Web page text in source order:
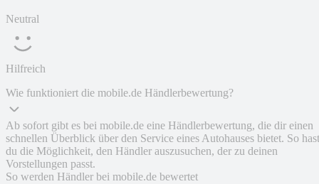
Neutral
Hilfreich
Wie funktioniert die mobile.de Händlerbewertung?
Ab sofort gibt es bei mobile.de eine Händlerbewertung, die dir einen
schnellen Überblick über den Service eines Autohauses bietet. So hast
du die Möglichkeit, den Händler auszusuchen, der zu deinen
Vorstellungen passt.
So werden Händler bei mobile.de bewertet